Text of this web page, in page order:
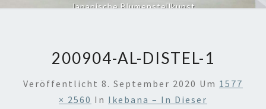
Japanische Blumenstellkunst
200904-AL-DISTEL-1
Veröffentlicht 8. September 2020 Um 1577
× 2560 In Ikebana – In Dieser